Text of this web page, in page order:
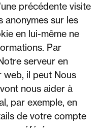
précédente visite
anonymes sur les
en lui-même ne
Par
serveur en
web, il peut Nous
nous aider à
par exemple, en
de votre compte